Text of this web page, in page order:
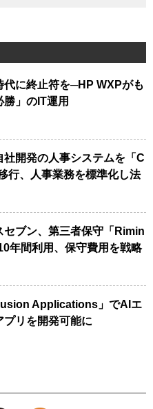
代に終止符を─HP WXPがも
」のIT運用
社開発の人事システムを「C
行、人事業務を標準化し法
セブン、第三者保守「Rimin
年間利用、保守費用を戦略
Applications」でAIエ
プリを開発可能に